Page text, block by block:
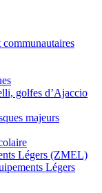
communautaires
golfes d’Ajaccio
majeurs
Légers (ZMEL)
Légers